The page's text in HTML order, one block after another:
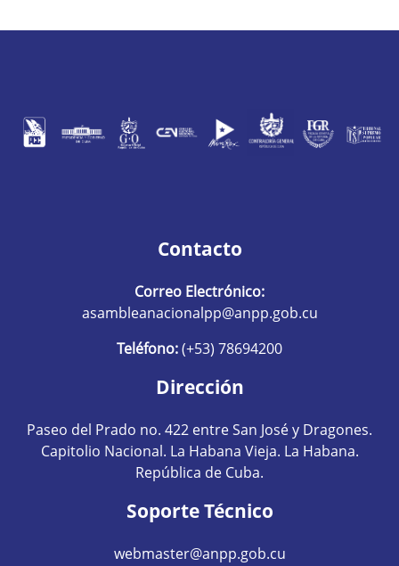
Contacto
Correo Electrónico:
asambleanacionalpp@anpp.gob.cu
Teléfono:(+53) 78694200
Dirección
Paseo del Prado no. 422 entre San José y Dragones.
Capitolio Nacional. La Habana Vieja. La Habana.
República de Cuba.
Soporte Técnico
webmaster@anpp.gob.cu